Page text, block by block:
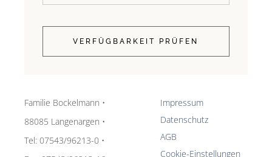
VERFÜGBARKEIT PRÜFEN
Familie Bockelmann •
88085 Langenargen •
Tel: 07543/96213-0 •
Impressum
Datenschutz
AGB
Cookie-Einstellungen